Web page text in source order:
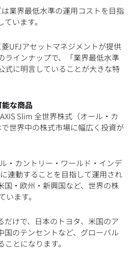
業界最低水準の運用コストを目指
います。
UFJアセットマネジメントが提供
ラインナップで、「業界最低水準
式に明言していることが大きな特
な商品
Slim 全世界株式（オール・カ
世界中の株式市場に幅広く投資が
・カントリー・ワールド・インデ
連動することを目指して運用され
国・欧州・新興国など、世界の株
ます。
だけで、日本のトヨタ、米国のア
国のテンセントなど、グローバル
とになります。